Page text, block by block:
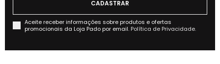
Aceite receber informações sobre produtos e ofertas
promocionais da Loja Pado por email. Política de Privacidade.